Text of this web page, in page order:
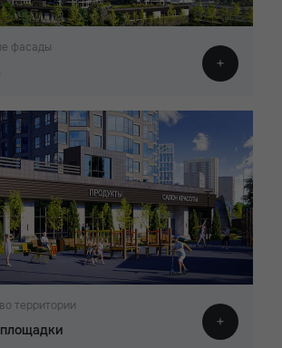
фасады
территории